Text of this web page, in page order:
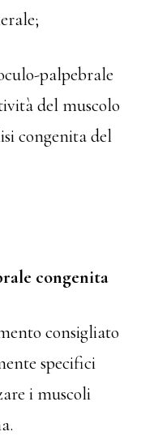
palpebrale
del muscolo
congenita del
congenita
consigliato
specifici
i muscoli